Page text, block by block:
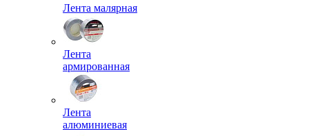
Лента малярная
Лента
армированная
Лента
алюминиевая